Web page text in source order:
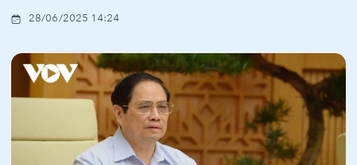
28/06/2025 14:24